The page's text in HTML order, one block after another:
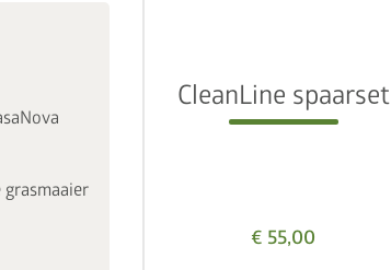
grasmaaier
CleanLine spaarset
€ 55,00